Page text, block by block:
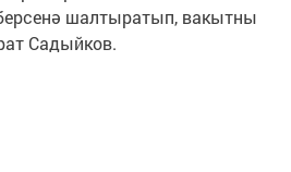
шалтыратып, вакытны
Садыйков.